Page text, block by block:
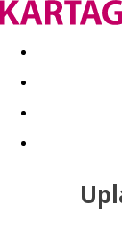
Last minute